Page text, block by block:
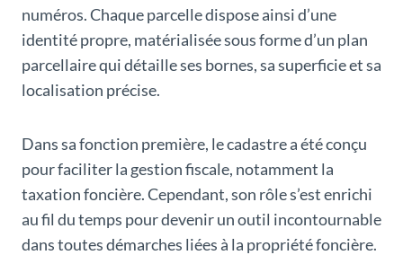
numéros. Chaque parcelle dispose ainsi d’une
identité propre, matérialisée sous forme d’un plan
parcellaire qui détaille ses bornes, sa superficie et sa
localisation précise.
Dans sa fonction première, le cadastre a été conçu
pour faciliter la gestion fiscale, notamment la
taxation foncière. Cependant, son rôle s’est enrichi
au fil du temps pour devenir un outil incontournable
dans toutes démarches liées à la propriété foncière.